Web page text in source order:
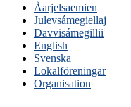
Åarjelsaemien
Julevsámegiellaj
Davvisámegillii
English
Svenska
Lokalföreningar
Organisation